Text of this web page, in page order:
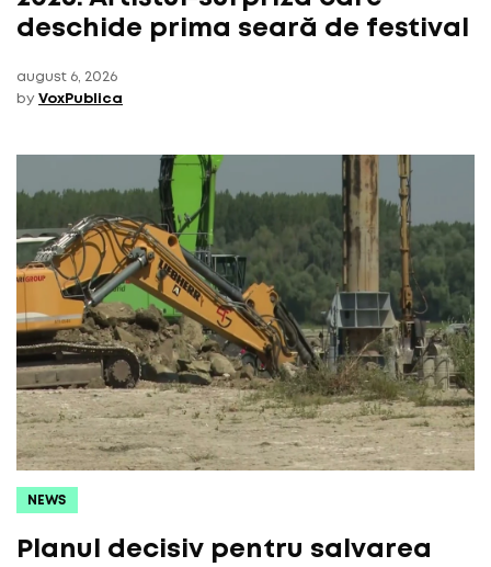
deschide prima seară de festival
august 6, 2026
by VoxPublica
NEWS
Planul decisiv pentru salvarea